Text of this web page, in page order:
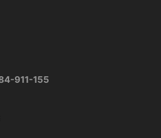
911-155